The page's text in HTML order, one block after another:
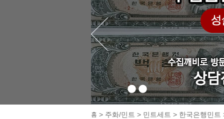
1 2
홈 > 주화/민트 > 민트세트 > 한국은행민트